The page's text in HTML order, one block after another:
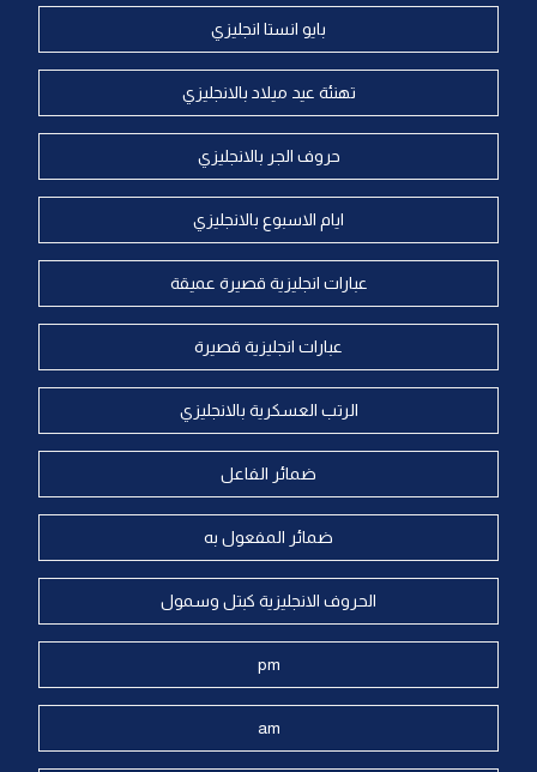
بايو انستا انجليزي
تهنئة عيد ميلاد بالانجليزي
حروف الجر بالانجليزي
ايام الاسبوع بالانجليزي
عبارات انجليزية قصيرة عميقة
عبارات انجليزية قصيرة
الرتب العسكرية بالانجليزي
ضمائر الفاعل
ضمائر المفعول به
الحروف الانجليزية كبتل وسمول
pm
am